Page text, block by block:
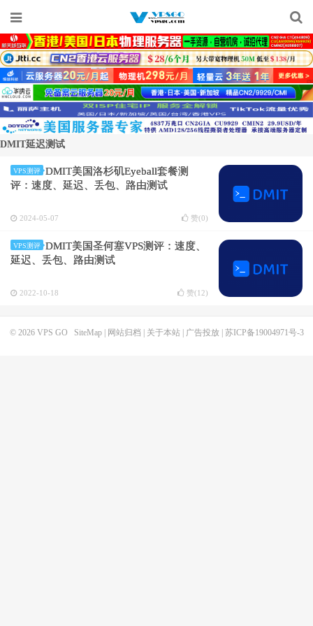
DMIT延迟测试
VPS测评
DMIT美国洛杉矶Eyeball套餐测
评：速度、延迟、丢包、路由测试
2024-05-07 赞(0)
VPS测评
DMIT美国圣何塞VPS测评：速度、
延迟、丢包、路由测试
2022-10-18 赞(12)
© 2026 VPS GO SiteMap| 网站归档 关于本站| 广告投放| 苏ICP备19004971号-3